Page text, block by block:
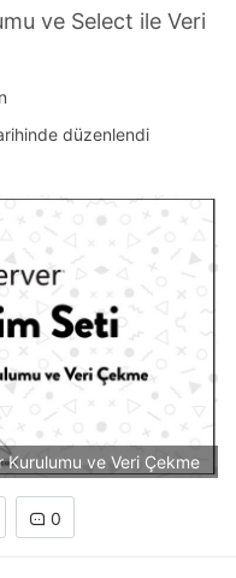
ve Select ile Veri
düzenlendi
Kurulumu ve Veri Çekme
0